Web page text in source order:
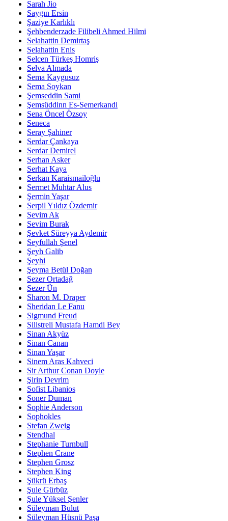
Sarah Jio
Saygın Ersin
Şaziye Karlıklı
Şehbenderzade Filibeli Ahmed Hilmi
Selahattin Demirtaş
Selahattin Enis
Selcen Türkeş Homriş
Selva Almada
Sema Kaygusuz
Sema Soykan
Şemseddin Sami
Şemsüddinn Es-Semerkandi
Sena Öncel Özsoy
Seneca
Seray Şahiner
Serdar Çankaya
Serdar Demirel
Serhan Asker
Serhat Kaya
Serkan Karaismailoğlu
Sermet Muhtar Alus
Şermin Yaşar
Serpil Yıldız Özdemir
Sevim Ak
Sevim Burak
Şevket Süreyya Aydemir
Seyfullah Şenel
Şeyh Galib
Şeyhi
Şeyma Betül Doğan
Sezer Ortadağ
Sezer Ün
Sharon M. Draper
Sheridan Le Fanu
Sigmund Freud
Silistreli Mustafa Hamdi Bey
Sinan Akyüz
Sinan Canan
Sinan Yaşar
Sinem Aras Kahveci
Sir Arthur Conan Doyle
Şirin Devrim
Sofist Libanios
Soner Duman
Sophie Anderson
Sophokles
Stefan Zweig
Stendhal
Stephanie Turnbull
Stephen Crane
Stephen Grosz
Stephen King
Şükrü Erbaş
Şule Gürbüz
Şule Yüksel Şenler
Süleyman Bulut
Süleyman Hüsnü Paşa